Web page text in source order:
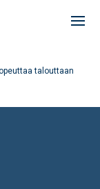
talouttaan